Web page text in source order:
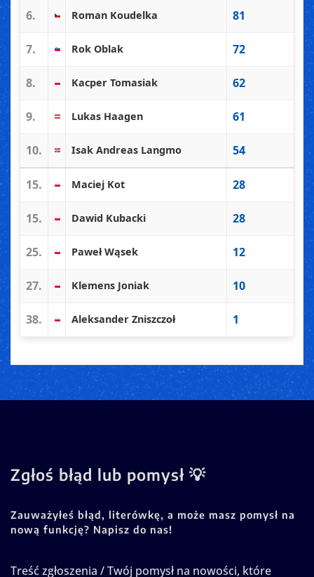
6. Roman Koudelka 81
7. Rok Oblak 72
8. Kacper Tomasiak 62
9. Lukas Haagen 61
10. Isak Andreas Langmo 54
15. Maciej Kot 28
15. Dawid Kubacki 28
25. Paweł Wąsek 12
27. Klemens Joniak 10
38. Aleksander Zniszczoł 1
Zgłoś błąd lub pomysł 💡
Zauważyłeś błąd, literówkę, a może masz pomysł na
nową funkcję? Napisz do nas!
Treść zgłoszenia / Twój pomysł na nowości, które